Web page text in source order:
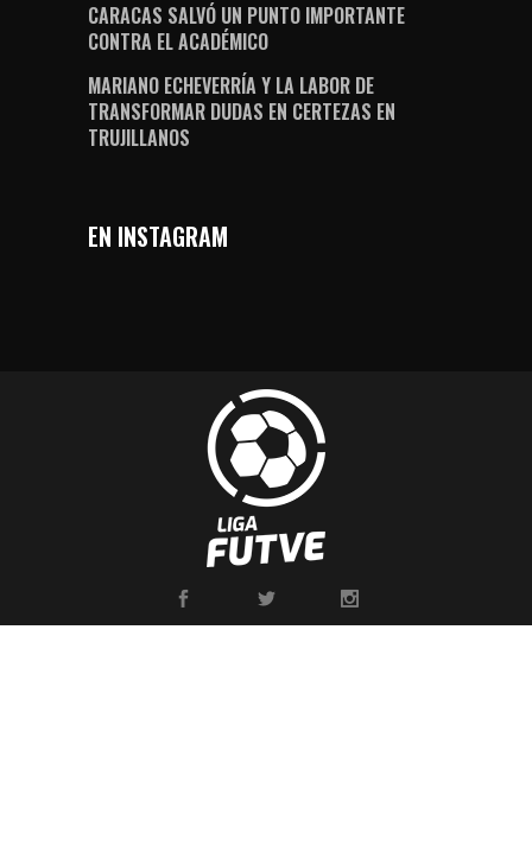
CARACAS SALVÓ UN PUNTO IMPORTANTE
CONTRA EL ACADÉMICO
MARIANO ECHEVERRÍA Y LA LABOR DE
TRANSFORMAR DUDAS EN CERTEZAS EN
TRUJILLANOS
EN INSTAGRAM